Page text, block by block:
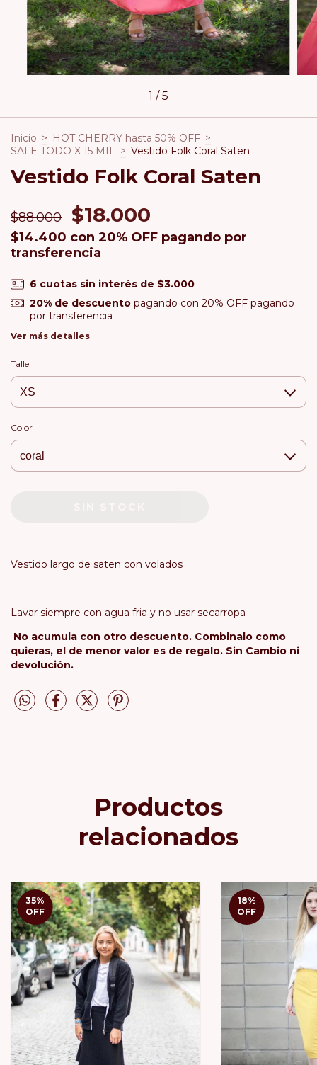
1 /5
Inicio > HOT CHERRY hasta 50% OFF >
SALE TODO X 15 MIL > Vestido Folk Coral Saten
Vestido Folk Coral Saten
$88.000 $18.000
$14.400 con 20% OFF pagando por
transferencia
6 cuotas sin interés de $3.000
20% de descuentopagando con 20% OFF pagando
por transferencia
Ver más detalles
Talle
Color
Vestido largo de saten con volados
Lavar siempre con agua fria y no usar secarropa
No acumula con otro descuento. Combinalo como
quieras, el de menor valor es de regalo. Sin Cambio ni
devolución.
Productos
relacionados
35%
OFF
18%
OFF